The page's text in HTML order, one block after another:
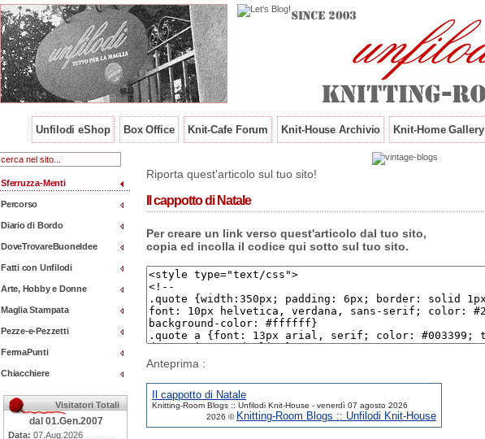
Unfilodi eShop Box Office Knit-Cafe Forum Knit-House Archivio Knit-Home Gallery
Sferruzza-Menti
Percorso
Diario di Bordo
DoveTrovareBuoneIdee
Fatti con Unfilodi
Arte, Hobby e Donne
Maglia Stampata
Pezze-e-Pezzetti
FermaPunti
Chiacchiere
Visitatori Totali
dal 01.Gen.2007
Data: 07.Aug.2026
Riporta quest'articolo sul tuo sito!
Il cappotto di Natale
Per creare un link verso quest'articolo dal tuo sito,
copia ed incolla il codice qui sotto sul tuo sito.
Anteprima :
Il cappotto di Natale
Knitting-Room Blogs :: Unfilodi Knit-House - venerdì 07 agosto 2026
2026 © Knitting-Room Blogs :: Unfilodi Knit-House